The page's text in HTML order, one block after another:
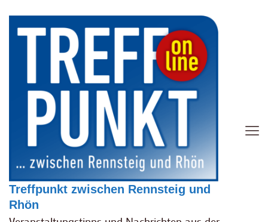
Treffpunkt zwischen Rennsteig und
Rhön